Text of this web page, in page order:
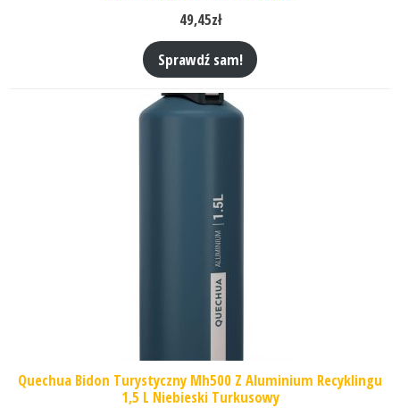
49,45zł
Sprawdź sam!
Quechua Bidon Turystyczny Mh500 Z Aluminium Recyklingu
1,5 L Niebieski Turkusowy